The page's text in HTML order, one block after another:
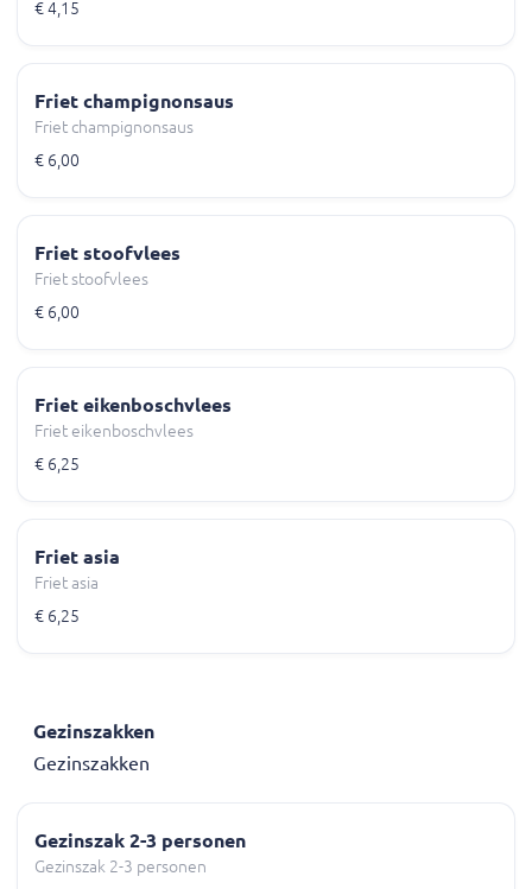
€ 4,15
Friet champignonsaus
Friet champignonsaus
€ 6,00
Friet stoofvlees
Friet stoofvlees
€ 6,00
Friet eikenboschvlees
Friet eikenboschvlees
€ 6,25
Friet asia
Friet asia
€ 6,25
Gezinszakken
Gezinszakken
Gezinszak 2-3 personen
Gezinszak 2-3 personen